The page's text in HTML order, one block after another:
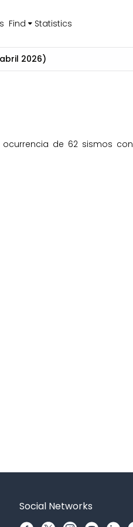
Find Statistics
2026)
ocurrencia de 62 sismos con
Social Networks